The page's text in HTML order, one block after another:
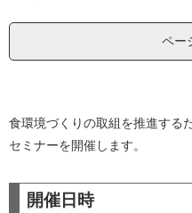
ペー
食環境づくりの取組を推進する
セミナーを開催します。
開催日時